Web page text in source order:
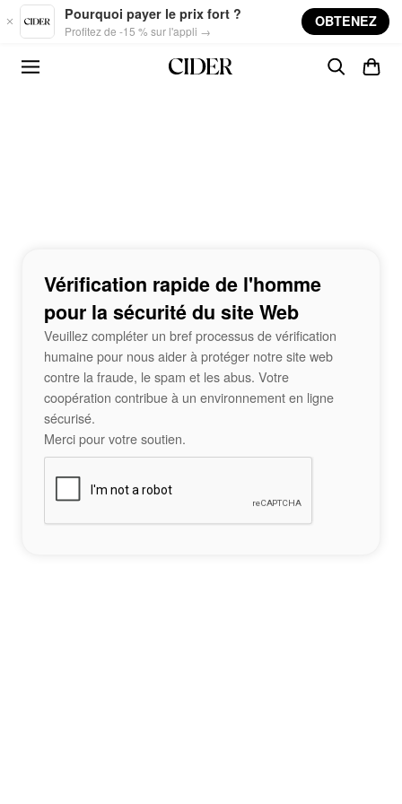
Skip to main content
Pourquoi payer le prix fort ?
Profitez de -15 % sur l'appli →
OBTENEZ
Vérification rapide de l'homme
pour la sécurité du site Web
Veuillez compléter un bref processus de vérification
humaine pour nous aider à protéger notre site web
contre la fraude, le spam et les abus. Votre
coopération contribue à un environnement en ligne
sécurisé.
Merci pour votre soutien.